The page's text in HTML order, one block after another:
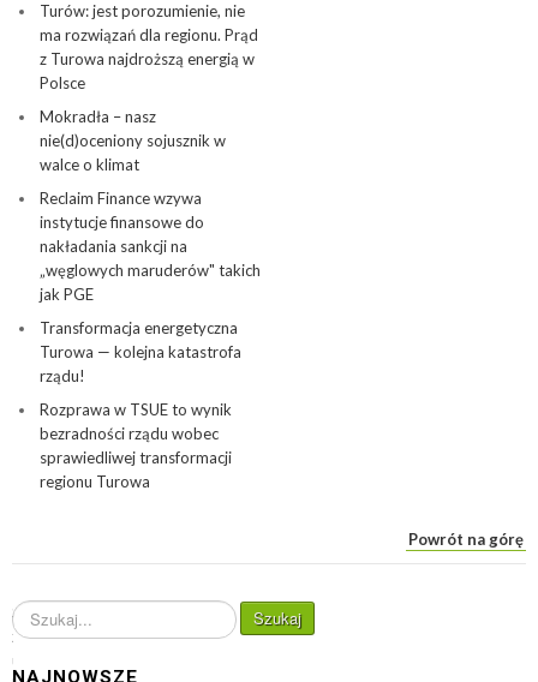
Turów: jest porozumienie, nie
ma rozwiązań dla regionu. Prąd
z Turowa najdroższą energią w
Polsce
Mokradła – nasz
nie(d)oceniony sojusznik w
walce o klimat
Reclaim Finance wzywa
instytucje finansowe do
nakładania sankcji na
„węglowych maruderów" takich
jak PGE
Transformacja energetyczna
Turowa — kolejna katastrofa
rządu!
Rozprawa w TSUE to wynik
bezradności rządu wobec
sprawiedliwej transformacji
regionu Turowa
Powrót na górę
S
z
u
Szukaj
NAJNOWSZE